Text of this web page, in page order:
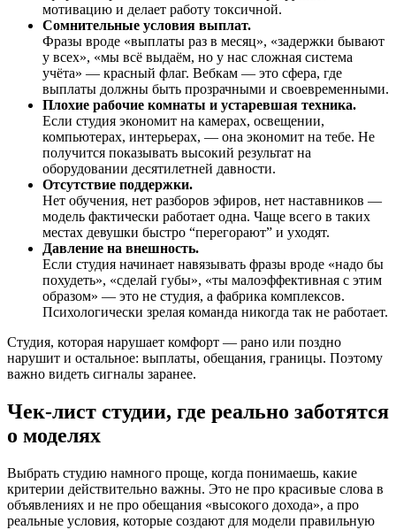
мотивацию и делает работу токсичной.
Сомнительные условия выплат.
Фразы вроде «выплаты раз в месяц», «задержки бывают
у всех», «мы всё выдаём, но у нас сложная система
учёта» — красный флаг. Вебкам — это сфера, где
выплаты должны быть прозрачными и своевременными.
Плохие рабочие комнаты и устаревшая техника.
Если студия экономит на камерах, освещении,
компьютерах, интерьерах, — она экономит на тебе. Не
получится показывать высокий результат на
оборудовании десятилетней давности.
Отсутствие поддержки.
Нет обучения, нет разборов эфиров, нет наставников —
модель фактически работает одна. Чаще всего в таких
местах девушки быстро “перегорают” и уходят.
Давление на внешность.
Если студия начинает навязывать фразы вроде «надо бы
похудеть», «сделай губы», «ты малоэффективная с этим
образом» — это не студия, а фабрика комплексов.
Психологически зрелая команда никогда так не работает.
Студия, которая нарушает комфорт — рано или поздно
нарушит и остальное: выплаты, обещания, границы. Поэтому
важно видеть сигналы заранее.
Чек-лист студии, где реально заботятся
о моделях
Выбрать студию намного проще, когда понимаешь, какие
критерии действительно важны. Это не про красивые слова в
объявлениях и не про обещания «высокого дохода», а про
реальные условия, которые создают для модели правильную